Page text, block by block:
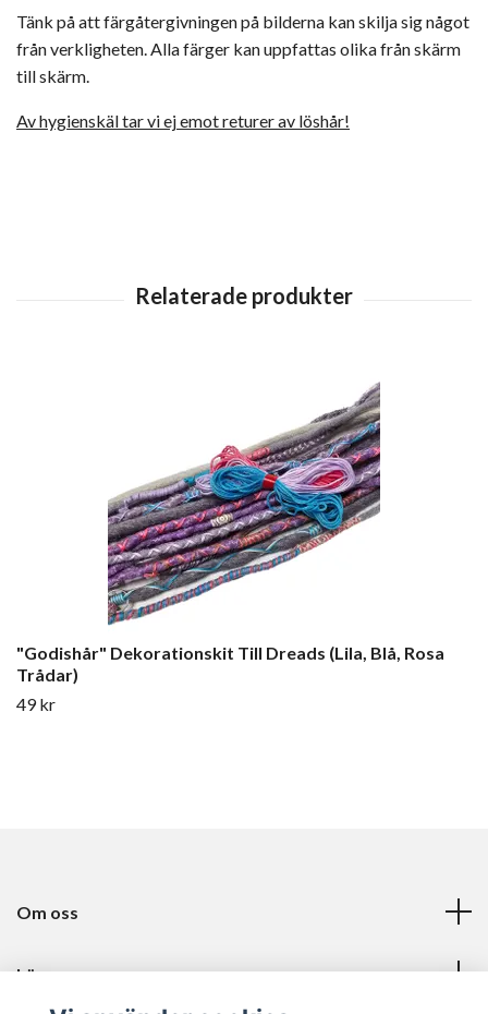
Tänk på att färgåtergivningen på bilderna kan skilja sig något
från verkligheten. Alla färger kan uppfattas olika från skärm
till skärm.
Av hygienskäl tar vi ej emot returer av löshår!
"Godishår" Dekorationskit Till Dreads (Lila, Blå, Rosa
Trådar)
49 kr
Om oss
Läs mer